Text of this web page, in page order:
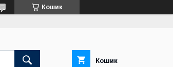
Кошик
Кошик